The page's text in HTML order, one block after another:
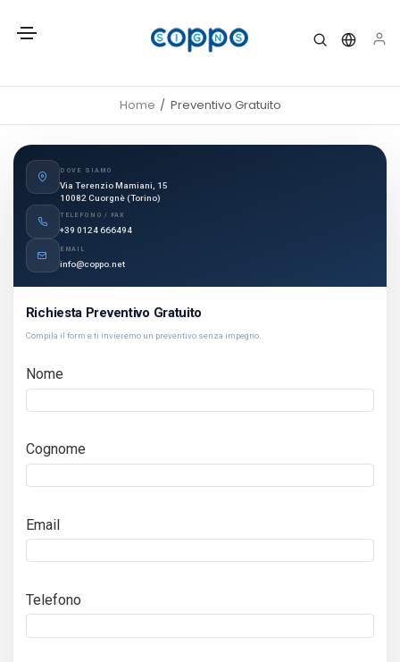
Home Preventivo Gratuito
DOVE SIAMO
Via Terenzio Mamiani, 15
10082 Cuorgnè (Torino)
TELEFONO / FAX
+39 0124 666494
EMAIL
info@coppo.net
Richiesta Preventivo Gratuito
Compila il form e ti invieremo un preventivo senza impegno.
Nome
Cognome
Email
Telefono